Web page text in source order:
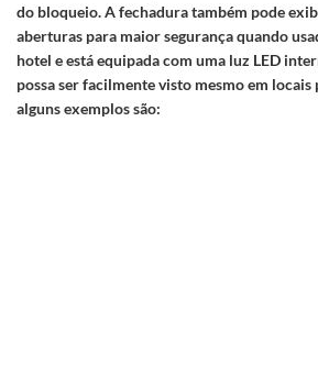
do bloqueio. A fechadura também pode
aberturas para maior segurança quando
hotel e está equipada com uma luz LED
possa ser facilmente visto mesmo em
alguns exemplos são: